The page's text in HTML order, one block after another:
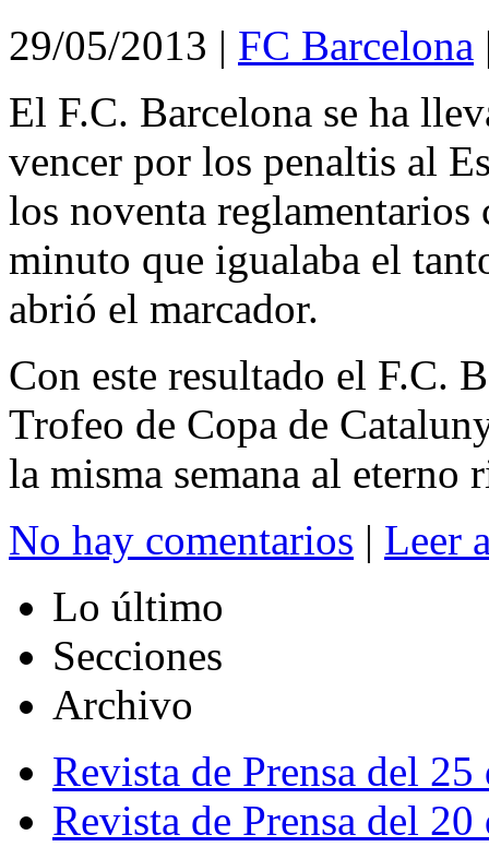
29/05/2013 | FC Barcelona
El F.C. Barcelona se ha
vencer por los penaltis al
los noventa
minuto que igualaba el
abrió el marcador.
Con este resultado el F.C.
Trofeo de Copa de
la misma semana al
No hay comentarios | Leer
Lo último
Secciones
Archivo
Revista de Prensa del
Revista de Prensa del